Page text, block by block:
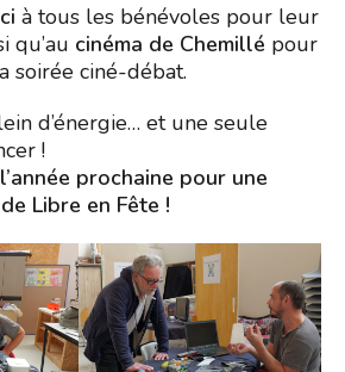
à tous les bénévoles pour leur
qu’au cinéma de Chemillé pour
soirée ciné-débat.
d’énergie… et une seule
!
prochaine pour une
Libre en Fête !